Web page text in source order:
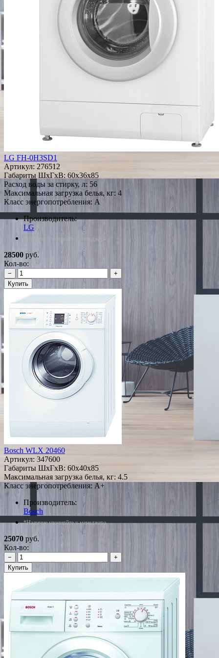
LG FH-0H3SD1
Артикул: 276512
Габариты ШxГxВ: 60x36x85
Расход воды за стирку, л: 56
Максимальная загрузка белья, кг: 4
Класс энергопотребления: A
Производитель:
LG
*Наличие уточняйте у менеджера
28500 руб.
Кол-во:
−
+
Купить
Bosch WLX 20460
Артикул: 347600
Габариты ШxГxВ: 60x40x85
Максимальная загрузка белья, кг: 4.5
Класс энергопотребления: A+
Производитель:
Bosch
*Наличие уточняйте у менеджера
25070 руб.
Кол-во:
−
+
Купить